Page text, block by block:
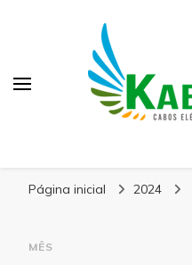
Página inicial 2024
MÊS